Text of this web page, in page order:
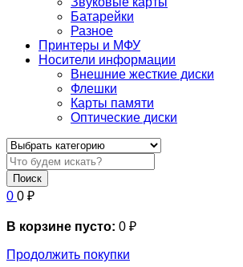
Батарейки
Разное
Принтеры и МФУ
Носители информации
Внешние жесткие диски
Флешки
Карты памяти
Оптические диски
Поиск
0 0 ₽
В корзине пусто: 0 ₽
Продолжить покупки